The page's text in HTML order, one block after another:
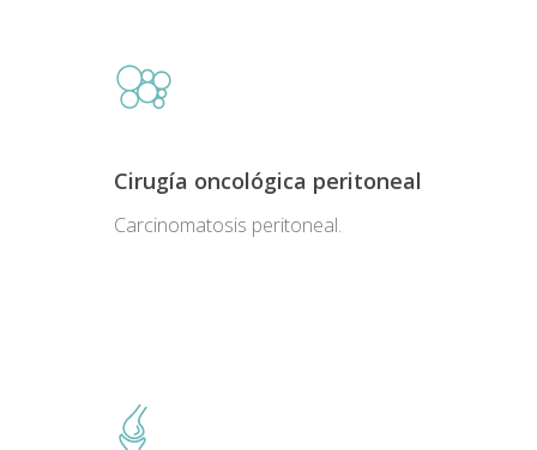
Cirugía oncológica peritoneal
Carcinomatosis peritoneal.